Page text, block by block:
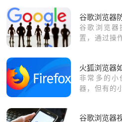
谷歌浏览器
谷歌浏览器
置，通过操
火狐浏览器
非常多的小
器，但有的